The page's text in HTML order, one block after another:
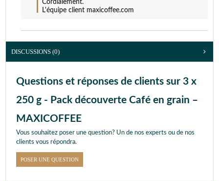
Cordialement.
L'équipe client maxicoffee.com
DISCUSSIONS (0)
Questions et réponses de clients sur 3 x
250 g - Pack découverte Café en grain –
MAXICOFFEE
Vous souhaitez poser une question? Un de nos experts ou de nos
clients vous répondra.
POSER UNE QUESTION